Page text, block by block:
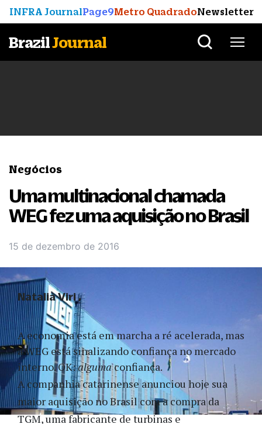
INFRA JournalPage9Metro QuadradoNewsletter
BrazilJournal
Negócios
Uma multinacional chamada
WEG fez uma aquisição no Brasil
15 de dezembro de 2016
A economia está em marcha a ré acelerada, mas
a WEG está sinalizando confiança no mercado
interno. OK:algumaconfiança.
A companhia catarinense anunciou hoje sua
maior aquisição no Brasil com a compra da
TGM, uma fabricante de turbinas e
Natalia Viri